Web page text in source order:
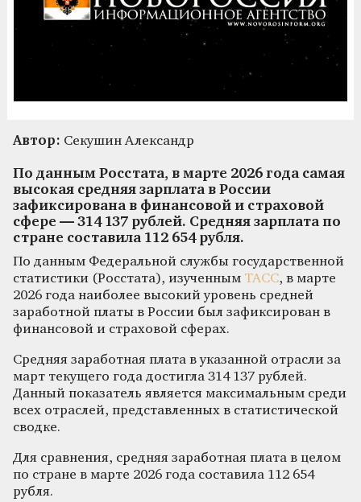
Автор: Секушин Александр
По данным Росстата, в марте 2026 года самая
высокая средняя зарплата в России
зафиксирована в финансовой и страховой
сфере — 314 137 рублей. Средняя зарплата по
стране составила 112 654 рубля.
По данным Федеральной службы государственной
статистики (Росстата), изученным ТАСС, в марте
2026 года наиболее высокий уровень средней
заработной платы в России был зафиксирован в
финансовой и страховой сферах.
Средняя заработная плата в указанной отрасли за
март текущего года достигла 314 137 рублей.
Данный показатель является максимальным среди
всех отраслей, представленных в статистической
сводке.
Для сравнения, средняя заработная плата в целом
по стране в марте 2026 года составила 112 654
рубля.